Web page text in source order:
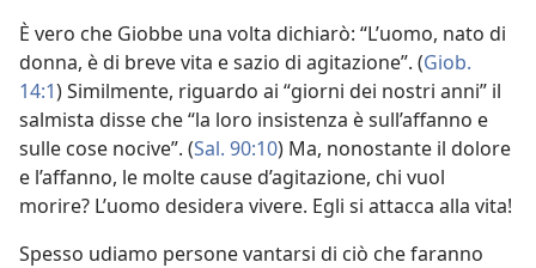
È vero che Giobbe una volta dichiarò: “L’uomo, nato di
donna, è di breve vita e sazio di agitazione”. (Giob.
14:1) Similmente, riguardo ai “giorni dei nostri anni” il
salmista disse che “la loro insistenza è sull’affanno e
sulle cose nocive”. (Sal. 90:10) Ma, nonostante il dolore
e l’affanno, le molte cause d’agitazione, chi vuol
morire? L’uomo desidera vivere. Egli si attacca alla vita!
Spesso udiamo persone vantarsi di ciò che faranno